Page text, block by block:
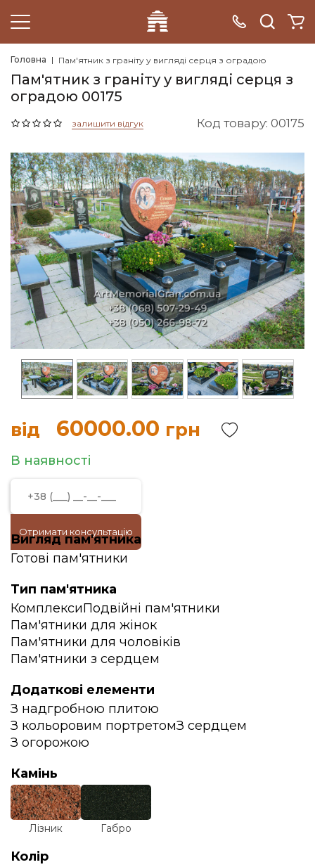
Головна Пам'ятник з граніту у вигляді серця з оградою
Пам'ятник з граніту у вигляді серця з
оградою 00175
залишити відгук Код товару: 00175
від 60000.00 грн
В наявності
Отримати консультацію
Вигляд пам'ятника
Готові пам'ятники
Тип пам'ятника
КомплексиПодвійні пам'ятники
Пам'ятники для жінок
Пам'ятники для чоловіків
Пам'ятники з сердцем
Додаткові елементи
З надгробною плитою
З кольоровим портретомЗ сердцем
З огорожою
Камінь
Лізник Габро
Колір